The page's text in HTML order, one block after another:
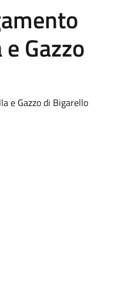
Gazzo
e Gazzo di Bigarello